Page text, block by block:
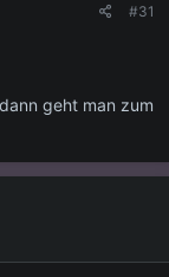
#31
geht man zum